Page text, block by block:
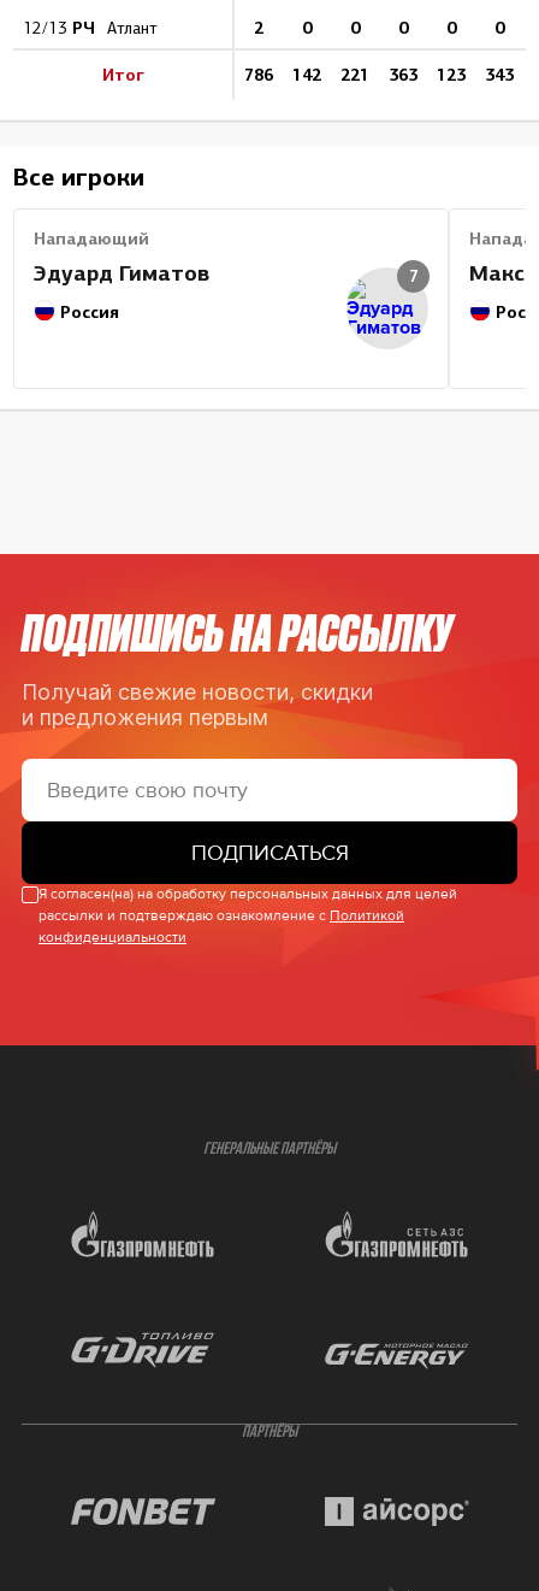
12/13 РЧ Атлант 2 0 0 0 0 0
Итог 786 142 221 363 123 343
Все игроки
Нападающий
Эдуард Гиматов
Россия
7
ПОДПИШИСЬ НА РАССЫЛКУ
Получай свежие новости, скидки
и предложения первым
ПОДПИСАТЬСЯ
Я согласен(на) на обработку персональных данных для целей
рассылки и подтверждаю ознакомление с Политикой
конфиденциальности
ГЕНЕРАЛЬНЫЕ ПАРТНЁРЫ
ПАРТНЁРЫ